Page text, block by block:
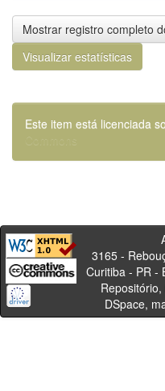
Mostrar registro completo
Visualizar estatísticas
Este item está licenciada
Commons
Av.
3165 -
Curitiba
DSpace,